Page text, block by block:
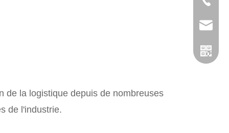
de la logistique depuis de nombreuses
de l'industrie.